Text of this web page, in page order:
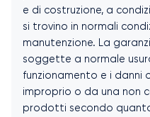
e di costruzione, a
si trovino in normali
manutenzione. La
soggette a normale
funzionamento e i danni
improprio o da una non
prodotti secondo